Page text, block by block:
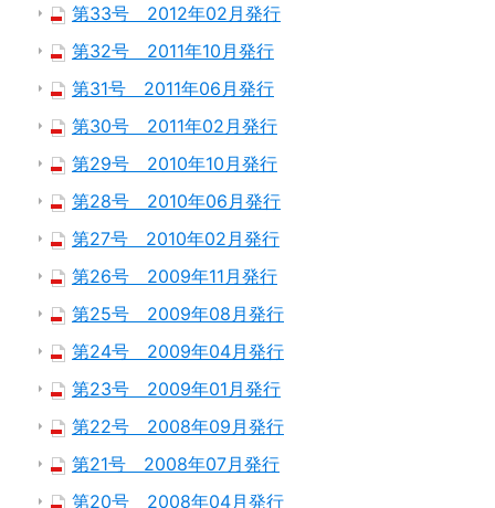
第33号 2012年02月発行
第32号 2011年10月発行
第31号 2011年06月発行
第30号 2011年02月発行
第29号 2010年10月発行
第28号 2010年06月発行
第27号 2010年02月発行
第26号 2009年11月発行
第25号 2009年08月発行
第24号 2009年04月発行
第23号 2009年01月発行
第22号 2008年09月発行
第21号 2008年07月発行
第20号 2008年04月発行